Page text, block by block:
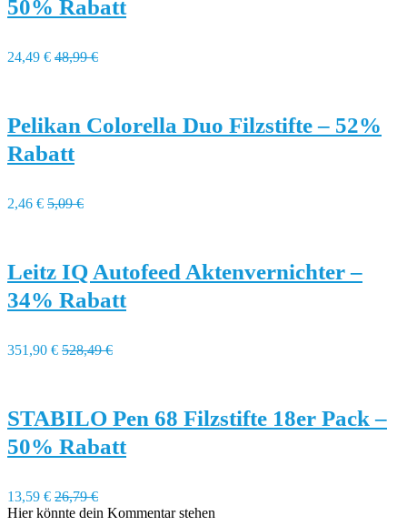
50% Rabatt
24,49 € 48,99 €
Pelikan Colorella Duo Filzstifte – 52%
Rabatt
2,46 € 5,09 €
Leitz IQ Autofeed Aktenvernichter –
34% Rabatt
351,90 € 528,49 €
STABILO Pen 68 Filzstifte 18er Pack –
50% Rabatt
13,59 € 26,79 €
Hier könnte dein Kommentar stehen